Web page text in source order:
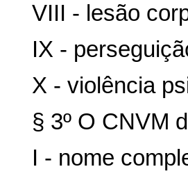
VIII - lesão
IX -
X - violência
§ 3º O CNVM
I - nome